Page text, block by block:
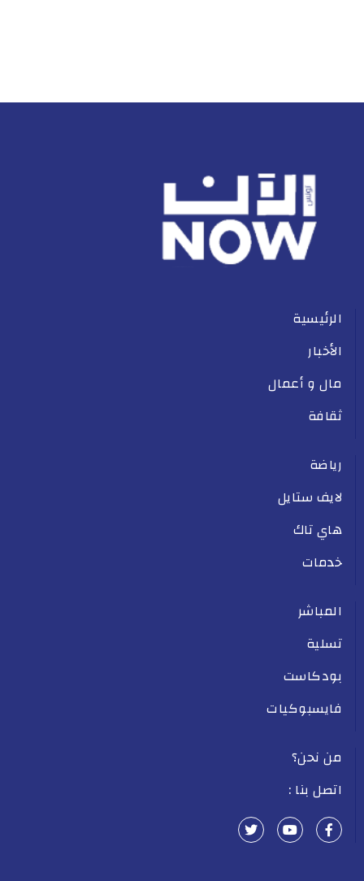
الرئيسية
الأخبار
مال و أعمال
ثقافة
رياضة
لايف ستايل
هاي تاك
خدمات
المباشر
تسلية
بودكاست
فايسبوكيات
من نحن؟
اتصل بنا :